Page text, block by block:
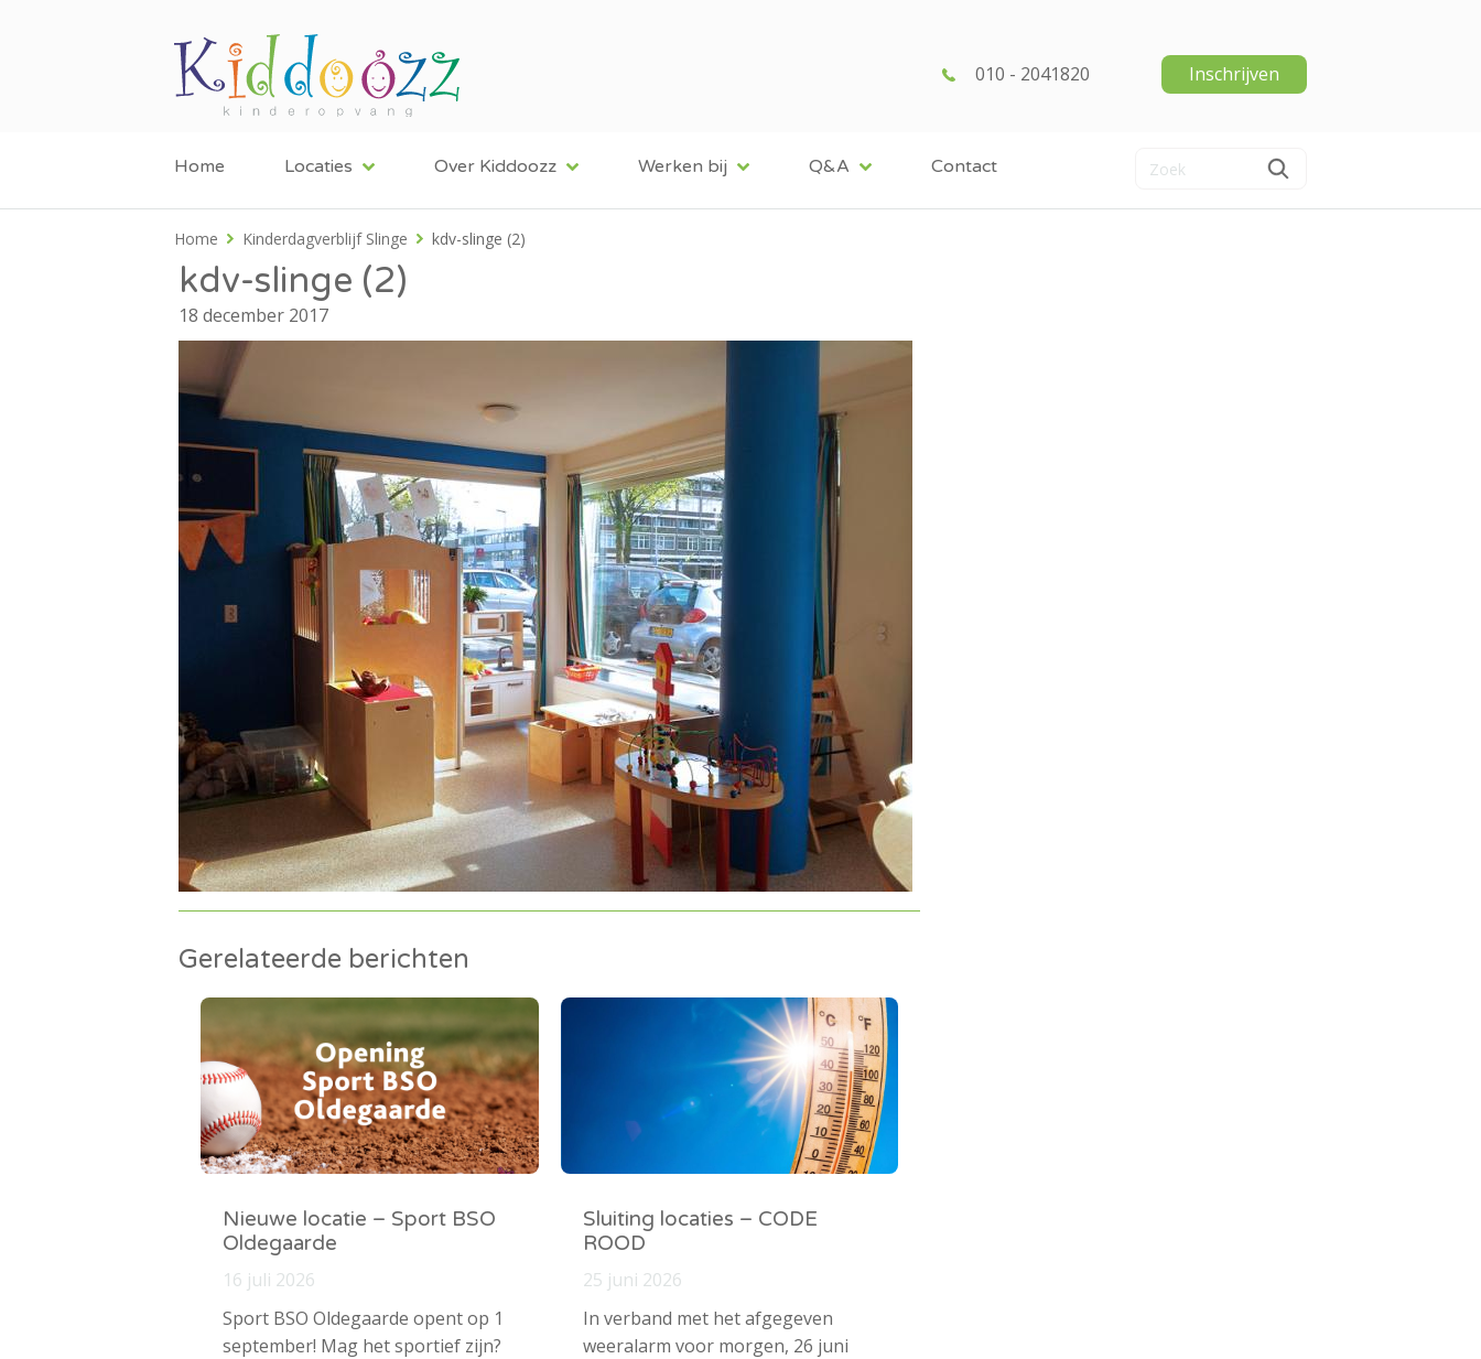
010 - 2041820 Inschrijven
Home Locaties Over Kiddoozz Werken bij Q&A Contact
Home Kinderdagverblijf Slinge kdv-slinge (2)
kdv-slinge (2)
18 december 2017
Gerelateerde berichten
Nieuwe locatie – Sport BSO
Oldegaarde
16 juli 2026
Sport BSO Oldegaarde opent op 1
september! Mag het sportief zijn?
Sluiting locaties – CODE
ROOD
25 juni 2026
In verband met het afgegeven
weeralarm voor morgen, 26 juni